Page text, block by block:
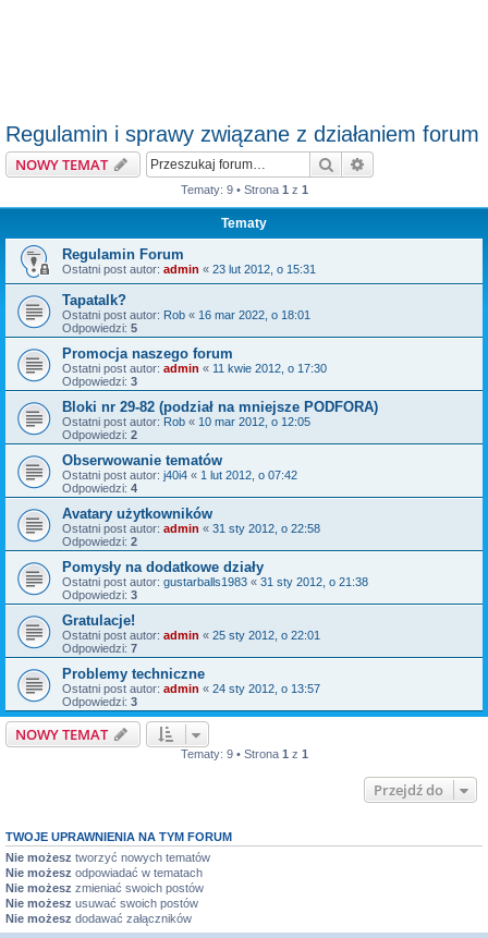
Regulamin i sprawy związane z działaniem forum
NOWY TEMAT Szukaj
Tematy: 9 • Strona 1 z 1
Tematy
Regulamin Forum
Ostatni post autor: admin « 23 lut 2012, o 15:31
Tapatalk?
Ostatni post autor: Rob « 16 mar 2022, o 18:01
Odpowiedzi: 5
Promocja naszego forum
Ostatni post autor: admin « 11 kwie 2012, o 17:30
Odpowiedzi: 3
Bloki nr 29-82 (podział na mniejsze PODFORA)
Ostatni post autor: Rob « 10 mar 2012, o 12:05
Odpowiedzi: 2
Obserwowanie tematów
Ostatni post autor: j40i4 « 1 lut 2012, o 07:42
Odpowiedzi: 4
Avatary użytkowników
Ostatni post autor: admin « 31 sty 2012, o 22:58
Odpowiedzi: 2
Pomysły na dodatkowe działy
Ostatni post autor: gustarballs1983 « 31 sty 2012, o 21:38
Odpowiedzi: 3
Gratulacje!
Ostatni post autor: admin « 25 sty 2012, o 22:01
Odpowiedzi: 7
Problemy techniczne
Ostatni post autor: admin « 24 sty 2012, o 13:57
Odpowiedzi: 3
NOWY TEMAT
Tematy: 9 • Strona 1 z 1
Przejdź do
TWOJE UPRAWNIENIA NA TYM FORUM
Nie możesz tworzyć nowych tematów
Nie możesz odpowiadać w tematach
Nie możesz zmieniać swoich postów
Nie możesz usuwać swoich postów
Nie możesz dodawać załączników